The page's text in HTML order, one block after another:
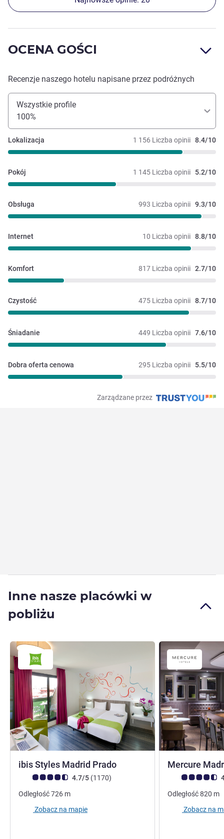
OCENA GOŚCI
Recenzje naszego hotelu napisane przez podróżnych
Wszystkie profile
100%
1 156 Liczba opinii 8.4/10
Lokalizacja
1 145 Liczba opinii 5.2/10
Pokój
993 Liczba opinii 9.3/10
Obsługa
10 Liczba opinii 8.8/10
Internet
817 Liczba opinii 2.7/10
Komfort
475 Liczba opinii 8.7/10
Czystość
449 Liczba opinii 7.6/10
Śniadanie
295 Liczba opinii 5.5/10
Dobra oferta cenowa
Zarządzane przez
Inne nasze placówki w
pobliżu
ibis Styles Madrid Prado
Ocena klientów (Ocena ALL)
4.7/5 (1170Liczba opinii
)
Odległość726 m
Zobacz na mapie
Mercure
Ocena klientów
Odległość820 m
Zobacz na